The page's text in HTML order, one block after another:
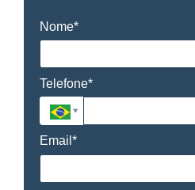
Nome*
Telefone*
Email*